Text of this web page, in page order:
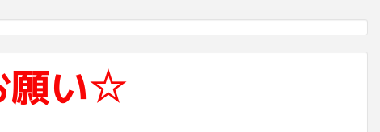
願い☆